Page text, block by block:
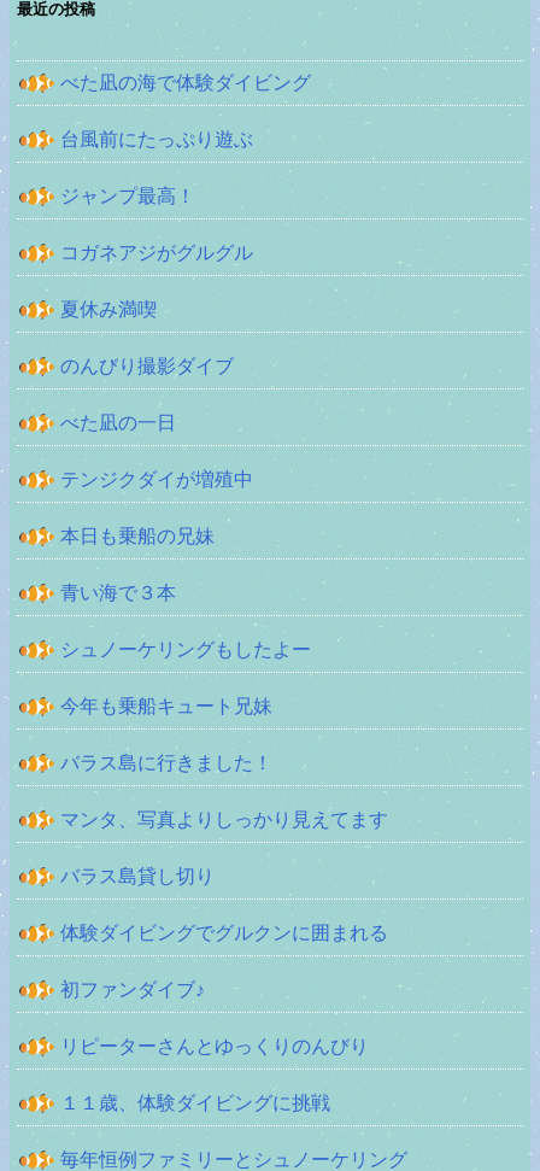
最近の投稿
べた凪の海で体験ダイビング
台風前にたっぷり遊ぶ
ジャンプ最高！
コガネアジがグルグル
夏休み満喫
のんびり撮影ダイブ
べた凪の一日
テンジクダイが増殖中
本日も乗船の兄妹
青い海で３本
シュノーケリングもしたよー
今年も乗船キュート兄妹
バラス島に行きました！
マンタ、写真よりしっかり見えてます
バラス島貸し切り
体験ダイビングでグルクンに囲まれる
初ファンダイブ♪
リピーターさんとゆっくりのんびり
１１歳、体験ダイビングに挑戦
毎年恒例ファミリーとシュノーケリング